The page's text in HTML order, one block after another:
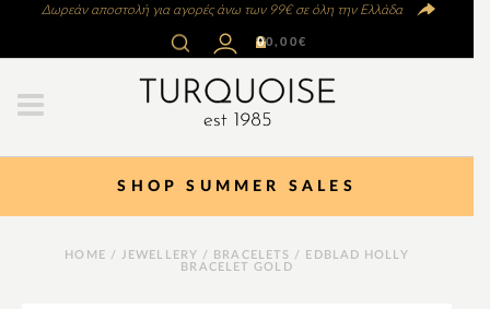
Δωρεάν αποστολή για αγορές άνω των 99€ σε όλη την Ελλάδα
00,00€
SHOP SUMMER SALES
HOME / JEWELLERY / BRACELETS / EDBLAD HOLLY
BRACELET GOLD